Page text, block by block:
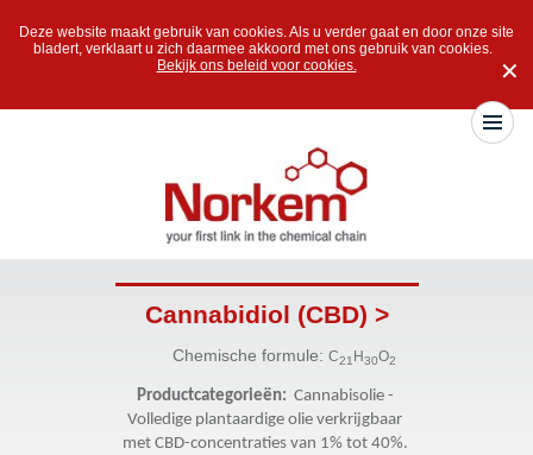
Deze website maakt gebruik van cookies. Als u verder gaat en door onze site
bladert, verklaart u zich daarmee akkoord met ons gebruik van cookies.
Bekijk ons beleid voor cookies.
✕
Cannabidiol (CBD) >
Chemische formule: C21H30O2
Productcategorieën: Cannabisolie -
Volledige plantaardige olie verkrijgbaar
met CBD-concentraties van 1% tot 40%.